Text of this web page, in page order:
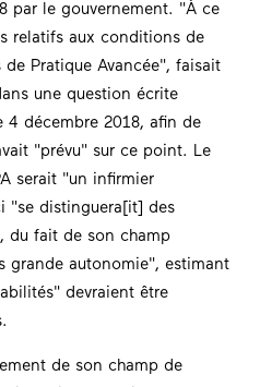
par le gouvernement.
À ce
relatifs aux conditions de
Pratique Avancée , faisait
une question écrite
4 décembre 2018, afin de
prévu sur ce point. Le
serait un infirmier
se distinguera[it] des
du fait de son champ
grande autonomie , estimant
devraient être
de son champ de